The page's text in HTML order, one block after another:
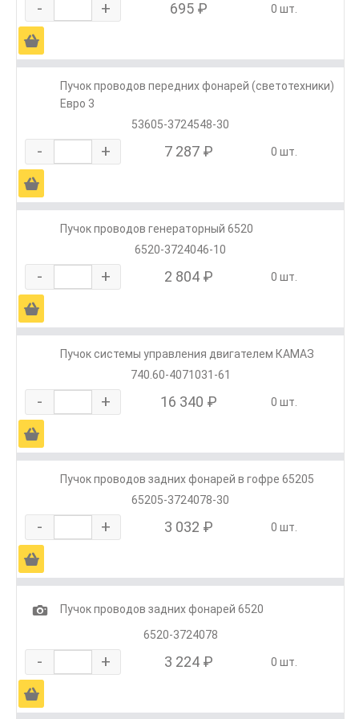
- + 695 ₽ 0 шт.
Ä
Пучок проводов передних фонарей (светотехники)
Евро 3
53605-3724548-30
- + 7 287 ₽ 0 шт.
Ä
Пучок проводов генераторный 6520
6520-3724046-10
- + 2 804 ₽ 0 шт.
Ä
Пучок системы управления двигателем КАМАЗ
740.60-4071031-61
- + 16 340 ₽ 0 шт.
Ä
Пучок проводов задних фонарей в гофре 65205
65205-3724078-30
- + 3 032 ₽ 0 шт.
Ä
1
Пучок проводов задних фонарей 6520
6520-3724078
- + 3 224 ₽ 0 шт.
Ä